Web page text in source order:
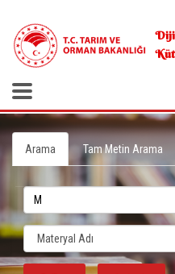
Arama Tam Metin Arama